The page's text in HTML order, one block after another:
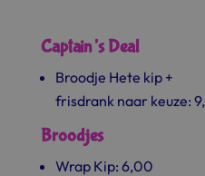
Captain’s Deal
Broodje Hete kip +
frisdrank naar keuze:
Broodjes
Wrap Kip: 6,00